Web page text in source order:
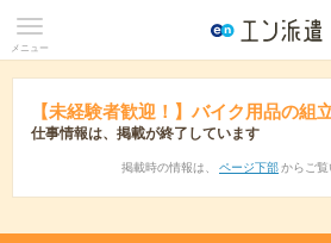
メニュー
【未経験者歓迎！】バイク用品の組
仕事情報は、掲載が終了しています
掲載時の情報は、 ページ下部 からご覧